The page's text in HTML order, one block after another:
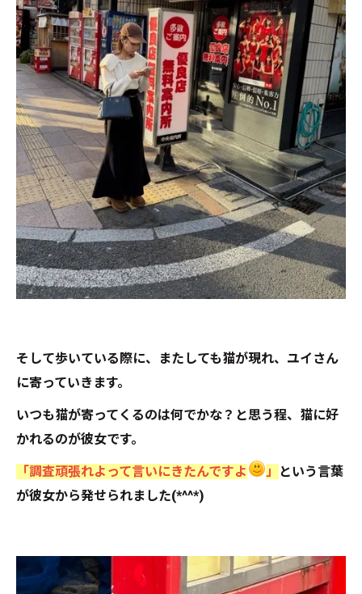
そして歩いている際に、またしても猫が現れ、ユイさん
に寄っていきます。
いつも猫が寄ってくるのは何でかな？と思う程、猫に好
かれるのが彼女です。
「調査頑張れよって言いにきたんですよ 」
という言葉
が彼女から発せられました(*^^*)